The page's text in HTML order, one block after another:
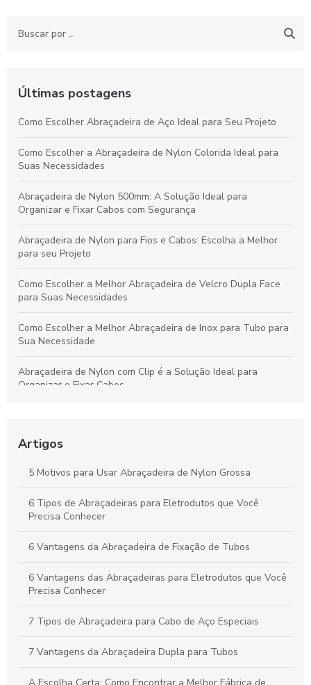
Últimas postagens
Como Escolher Abraçadeira de Aço Ideal para Seu Projeto
Como Escolher a Abraçadeira de Nylon Colorida Ideal para
Suas Necessidades
Abraçadeira de Nylon 500mm: A Solução Ideal para
Organizar e Fixar Cabos com Segurança
Abraçadeira de Nylon para Fios e Cabos: Escolha a Melhor
para seu Projeto
Como Escolher a Melhor Abraçadeira de Velcro Dupla Face
para Suas Necessidades
Como Escolher a Melhor Abraçadeira de Inox para Tubo para
Sua Necessidade
Abraçadeira de Nylon com Clip é a Solução Ideal para
Organizar e Fixar Cabos
melhor fornecedor para suas necessidades
Como Escolher as Melhores Abraçadeiras para Tubos de Aço
Artigos
5 Motivos para Usar Abraçadeira de Nylon Grossa
6 Tipos de Abraçadeiras para Eletrodutos que Você
Precisa Conhecer
6 Vantagens da Abraçadeira de Fixação de Tubos
6 Vantagens das Abraçadeiras para Eletrodutos que Você
Precisa Conhecer
7 Tipos de Abraçadeira para Cabo de Aço Especiais
7 Vantagens da Abraçadeira Dupla para Tubos